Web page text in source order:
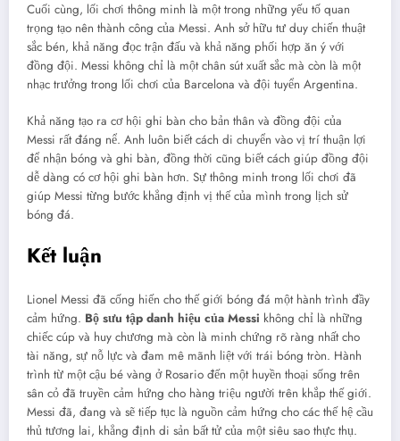
Cuối cùng, lối chơi thông minh là một trong những yếu tố quan
trọng tạo nên thành công của Messi. Anh sở hữu tư duy chiến thuật
sắc bén, khả năng đọc trận đấu và khả năng phối hợp ăn ý với
đồng đội. Messi không chỉ là một chân sút xuất sắc mà còn là một
nhạc trưởng trong lối chơi của Barcelona và đội tuyển Argentina.
Khả năng tạo ra cơ hội ghi bàn cho bản thân và đồng đội của
Messi rất đáng nể. Anh luôn biết cách di chuyển vào vị trí thuận lợi
để nhận bóng và ghi bàn, đồng thời cũng biết cách giúp đồng đội
dễ dàng có cơ hội ghi bàn hơn. Sự thông minh trong lối chơi đã
giúp Messi từng bước khẳng định vị thế của mình trong lịch sử
bóng đá.
Kết luận
Lionel Messi đã cống hiến cho thế giới bóng đá một hành trình đầy
cảm hứng. Bộ sưu tập danh hiệu của Messi không chỉ là những
chiếc cúp và huy chương mà còn là minh chứng rõ ràng nhất cho
tài năng, sự nỗ lực và đam mê mãnh liệt với trái bóng tròn. Hành
trình từ một cậu bé vàng ở Rosario đến một huyền thoại sống trên
sân cỏ đã truyền cảm hứng cho hàng triệu người trên khắp thế giới.
Messi đã, đang và sẽ tiếp tục là nguồn cảm hứng cho các thế hệ cầu
thủ tương lai, khẳng định di sản bất tử của một siêu sao thực thụ.